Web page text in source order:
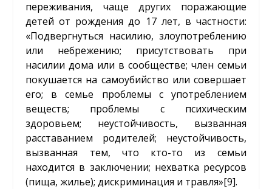
переживания, чаще других поражающие
детей от рождения до 17 лет, в частности:
«Подвергнуться насилию, злоупотреблению
или небрежению; присутствовать при
насилии дома или в сообществе; член семьи
покушается на самоубийство или совершает
его; в семье проблемы с употреблением
веществ; проблемы с психическим
здоровьем; неустойчивость, вызванная
расставанием родителей; неустойчивость,
вызванная тем, что кто-то из семьи
находится в заключении; нехватка ресурсов
(пища, жилье); дискриминация и травля»[9].